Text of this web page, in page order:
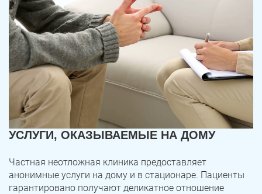
УСЛУГИ, ОКАЗЫВАЕМЫЕ НА ДОМУ
Частная неотложная клиника предоставляет
анонимные услуги на дому и в стационаре. Пациенты
гарантировано получают деликатное отношение